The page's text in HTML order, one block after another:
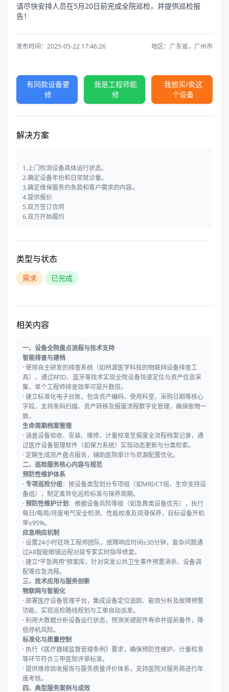
请尽快安排人员在5月20日前完成全院巡检，并提供巡检报
告！
发布时间：2025-05-22 17:46:26 地区：广东省，广州市
有同款设备要
修
我是工程师能
修
我想买/卖这
个设备
解决方案
1.上门检测设备具体运行状态。
2.确定设备年份和日常就诊量。
3.确定维保服务的条款和客户需求的内容。
4.提供报价
5.双方签订合同
6.双方开始履约
类型与状态
需求 已完成
相关内容
一、设备全院盘点流程与技术支持
智能排查与建档
· 使用自主研发的排查系统（如柯渡医学科技的物联网设备排查工
具），通过RFID、蓝牙等技术实现全院设备快速定位与资产信息采
集，单个工程师排查效率可提升数倍。
· 建立标准化电子台账，包含资产编码、使用科室、采购日期等核心
字段，支持条码扫描、资产转移及报废流程数字化管理，确保账物一
致。
生命周期档案管理
· 涵盖设备验收、安装、维修、计量校准至报废全流程档案记录，通
过医疗设备管理软件（如保力系统）实现动态更新与分类检索。
· 定期生成资产盘点报告，辅助医院审计与资源配置优化。
二、巡检服务核心内容与规范
预防性维护体系
·专项巡检分组：按设备类型划分专项组（如MRI/CT组、生命支持设
备组），制定差异化巡检标准与保养周期。
·预防性维护计划 ：根据设备风险等级（如急救类设备优先），执行
每日/每周/月度电气安全检测、性能校准及润滑保养，目标设备开机
率≥95%。
应急响应机制
· 设置24小时驻场工程师团队，故障响应时间≤30分钟，复杂问题通
过AR智能眼镜远程对接专家实时指导修复。
· 建立“平急两用”预案库，针对突发公共卫生事件预置消杀、设备调
配等应急流程。
三、技术应用与服务创新
物联网与智能化
· 部署医疗设备管理平台，集成设备定位追踪、能效分析及故障预警
功能，实现巡检路线规划与工单自动派发。
· 利用大数据分析设备运行状态，预测关键部件寿命并提前备件，降
低停机风险。
标准化与质量控制
· 执行《医疗器械监督管理条例》要求，确保预防性维护、计量校准
等环节符合三甲医院评审标准。
· 提供维修验收报告与服务质量评价体系，支持医院对服务商进行年
度考核。
四、典型服务案例与成效